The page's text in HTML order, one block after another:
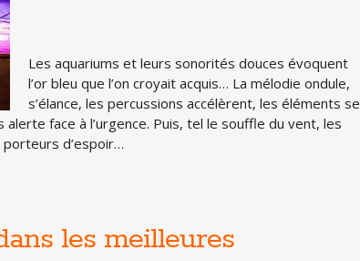
Les aquariums et leurs sonorités douces évoquent
l’or bleu que l’on croyait acquis… La mélodie ondule,
s’élance, les percussions accélèrent, les éléments se
face à l’urgence. Puis, tel le souffle du vent, les
d’espoir…
les meilleures